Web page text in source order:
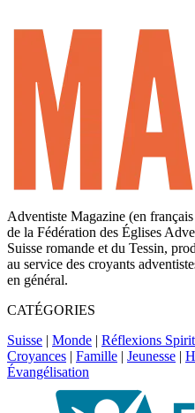
Adventiste Magazine (en
de la Fédération des Églises
Suisse romande et du Tessin,
au service des croyants
en général.
CATÉGORIES
Suisse | Monde | Réflexions
Croyances | Famille | Jeunesse |
Évangélisation